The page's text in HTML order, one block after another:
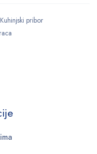
Kuhinjski pribor